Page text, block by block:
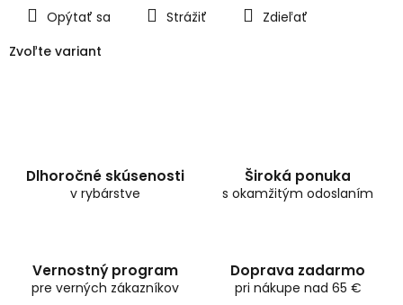
Zvoľte variant
Opýtať sa Strážiť Zdieľať
Dlhoročné skúsenosti
v rybárstve
Široká ponuka
s okamžitým odoslaním
Vernostný program
pre verných zákazníkov
Doprava zadarmo
pri nákupe nad 65 €